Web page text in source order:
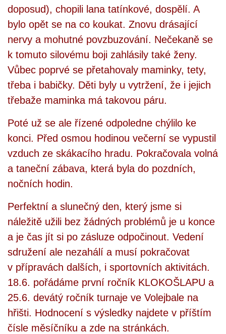
doposud), chopili lana tatínkové, dospělí. A
bylo opět se na co koukat. Znovu drásající
nervy a mohutné povzbuzování. Nečekaně se
k tomuto silovému boji zahlásily také ženy.
Vůbec poprvé se přetahovaly maminky, tety,
třeba i babičky. Děti byly u vytržení, že i jejich
třebaže maminka má takovou páru.
Poté už se ale řízené odpoledne chýlilo ke
konci. Před osmou hodinou večerní se vypustil
vzduch ze skákacího hradu. Pokračovala volná
a taneční zábava, která byla do pozdních,
nočních hodin.
Perfektní a slunečný den, který jsme si
náležitě užili bez žádných problémů je u konce
a je čas jít si po zásluze odpočinout. Vedení
sdružení ale nezahálí a musí pokračovat
v přípravách dalších, i sportovních aktivitách.
18.6. pořádáme první ročník KLOKOŠLAPU a
25.6. devátý ročník turnaje ve Volejbale na
hřišti. Hodnocení s výsledky najdete v příštím
čísle měsíčníku a zde na stránkách.